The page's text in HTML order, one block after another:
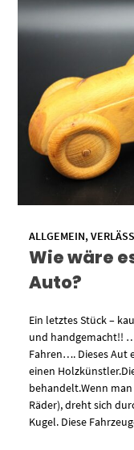
ALLGEMEIN,
Wie wäre
Auto?
Ein letztes Stück –
und handgemacht!!
Fahren…. Dieses Aut
einen
behandelt.Wenn
Räder), dreht sich
Kugel. Diese